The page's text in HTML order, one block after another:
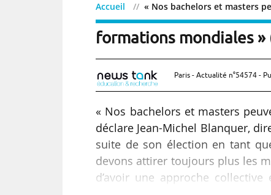
Accueil « Nos bachelors et masters
« Nos bachelors et
formations mondiales »
Paris - Actualité n°54574 -
« Nos bachelors et masters
déclare Jean-Michel Blanquer,
suite de son élection en tant
devons attirer toujours plus les
d’avoir une approche